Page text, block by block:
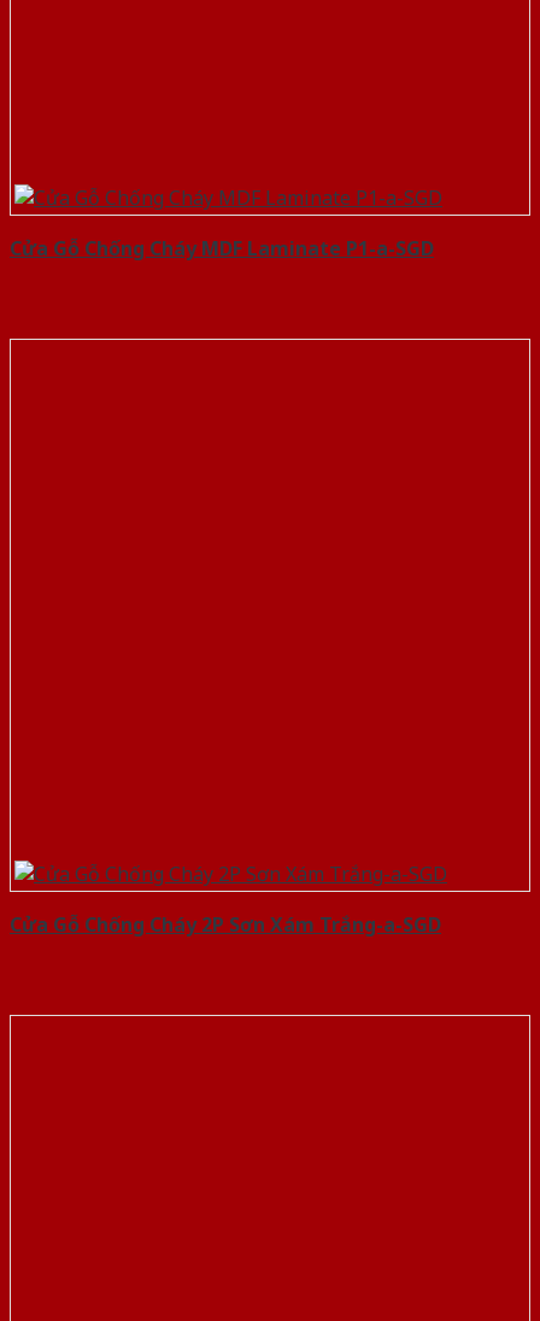
Cửa Gỗ Chống Cháy MDF Laminate P1-a-SGD
Cửa Gỗ Chống Cháy 2P Sơn Xám Trắng-a-SGD